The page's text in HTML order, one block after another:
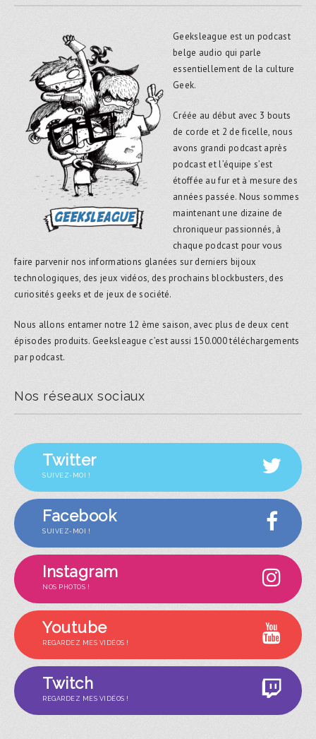
Geeksleague est un podcast
belge audio qui parle
essentiellement de la culture
Geek.
Créée au début avec 3 bouts
de corde et 2 de ficelle, nous
avons grandi podcast après
podcast et l’équipe s’est
étoffée au fur et à mesure des
années passée. Nous sommes
maintenant une dizaine de
chroniqueur passionnés, à
chaque podcast pour vous
faire parvenir nos informations glanées sur derniers bijoux
technologiques, des jeux vidéos, des prochains blockbusters, des
curiosités geeks et de jeux de société.
Nous allons entamer notre 12 ème saison, avec plus de deux cent
épisodes produits. Geeksleague c’est aussi 150.000 téléchargements
par podcast.
Nos réseaux sociaux
Twitter
SUIVEZ-MOI !
Facebook
SUIVEZ-MOI !
Instagram
NOS PHOTOS !
Youtube
REGARDEZ MES VIDÉOS !
Twitch
REGARDEZ MES VIDÉOS !